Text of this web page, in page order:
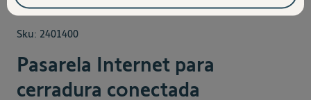
Sku: 2401400
Pasarela Internet para
cerradura conectada